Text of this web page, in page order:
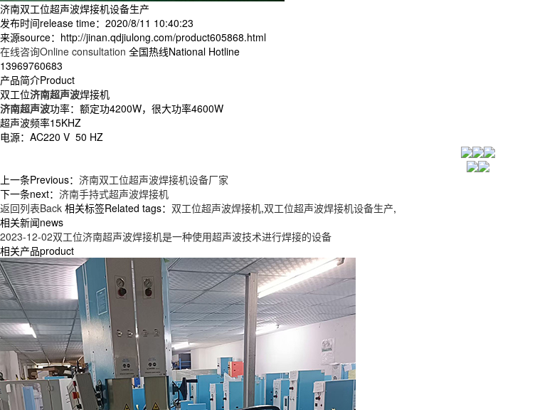
济南双工位超声波焊接机设备生产
发布时间release time：2020/8/11 10:40:23
来源source：http://jinan.qdjiulong.com/product605868.html
在线咨询Online consultation 全国热线National Hotline
13969760683
产品简介Product
双工位济南超声波焊接机
济南超声波功率：额定功4200W，很大功率4600W
超声波频率15KHZ
电源：AC220 V 50 HZ
上一条Previous： 济南双工位超声波焊接机设备厂家
下一条next： 济南手持式超声波焊接机
返回列表Back 相关标签Related tags： 双工位超声波焊接机,双工位超声波焊接机设备生产,
相关新闻news
2023-12-02双工位济南超声波焊接机是一种使用超声波技术进行焊接的设备
相关产品product